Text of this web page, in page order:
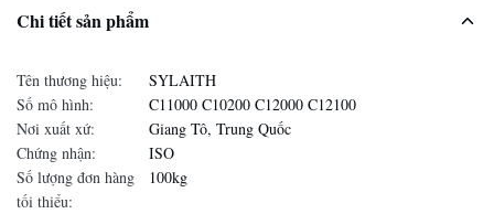
Chi tiết sản phẩm
Tên thương hiệu:
SYLAITH
Số mô hình:
C11000 C10200 C12000 C12100
Nơi xuất xứ:
Giang Tô, Trung Quốc
Chứng nhận:
ISO
Số lượng đơn hàng
tối thiểu:
100kg